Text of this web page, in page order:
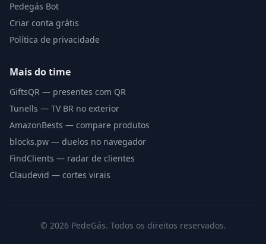
Pedegás Bot
Criar conta grátis
Política de privacidade
Mais do time
GiftsQR — presentes com QR
Tunells — TV BR no exterior
AmazonBests — compare produtos
blocks.pw — duelos no navegador
FindClients — radar de clientes
Claudevid — cortes virais
© 2026PedeGás. Todos os direitos reservados.